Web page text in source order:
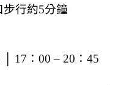
行約5分鐘
│ 17：00 – 20：45